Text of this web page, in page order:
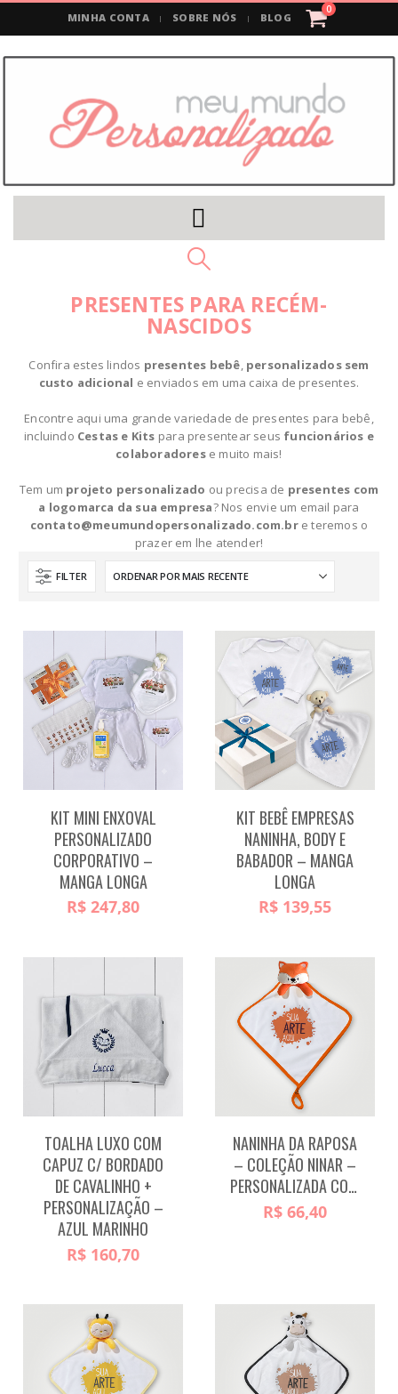
MINHA CONTA SOBRE NÓS BLOG
0
PRESENTES PARA RECÉM-
NASCIDOS
Confira estes lindos presentes bebê, personalizados sem
custo adicional e enviados em uma caixa de presentes.
Encontre aqui uma grande variedade de presentes para bebê,
incluindo Cestas e Kits para presentear seus funcionários e
colaboradorese muito mais!
Tem um projeto personalizado ou precisa de presentes com
a logomarca da sua empresa? Nos envie um email para
contato@meumundopersonalizado.com.bre teremos o
prazer em lhe atender!
FILTER
KIT MINI ENXOVAL
PERSONALIZADO
CORPORATIVO –
MANGA LONGA
R$247,80
KIT BEBÊ EMPRESAS
NANINHA, BODY E
BABADOR – MANGA
LONGA
R$139,55
TOALHA LUXO COM
CAPUZ C/ BORDADO
DE CAVALINHO +
PERSONALIZAÇÃO –
AZUL MARINHO
R$160,70
NANINHA DA RAPOSA
– COLEÇÃO NINAR –
PERSONALIZADA COM LOGO/ARTE
R$66,40